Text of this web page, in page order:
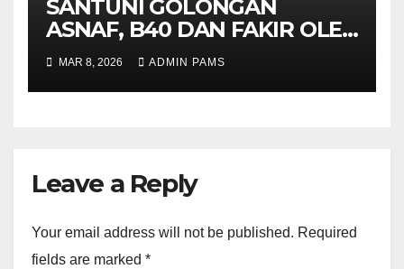
SANTUNI GOLONGAN
ASNAF, B40 DAN FAKIR OLEH
YAYASAN KEPIMPINAN AL
BAIT
MAR 8, 2026 ADMIN PAMS
Leave a Reply
Your email address will not be published. Required
fields are marked *